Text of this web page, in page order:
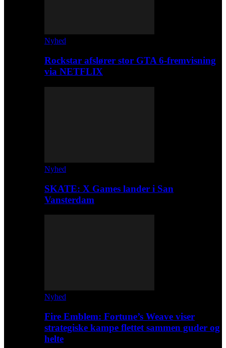
Nyhed
Rockstar afslører stor GTA 6-fremvisning
via NETFLIX
Nyhed
SKATE: X Games lander i San
Vansterdam
Nyhed
Fire Emblem: Fortune’s Weave viser
strategiske kampe flettet sammen guder og
helte